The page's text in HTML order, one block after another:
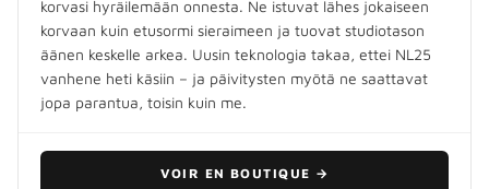
korvasi hyräilemään onnesta. Ne istuvat lähes jokaiseen
korvaan kuin etusormi sieraimeen ja tuovat studiotason
äänen keskelle arkea. Uusin teknologia takaa, ettei NL25
vanhene heti käsiin – ja päivitysten myötä ne saattavat
jopa parantua, toisin kuin me.
VOIR EN BOUTIQUE →